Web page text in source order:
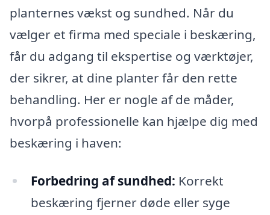
planternes vækst og sundhed. Når du
vælger et firma med speciale i beskæring,
får du adgang til ekspertise og værktøjer,
der sikrer, at dine planter får den rette
behandling. Her er nogle af de måder,
hvorpå professionelle kan hjælpe dig med
beskæring i haven:
Forbedring af sundhed: Korrekt
beskæring fjerner døde eller syge